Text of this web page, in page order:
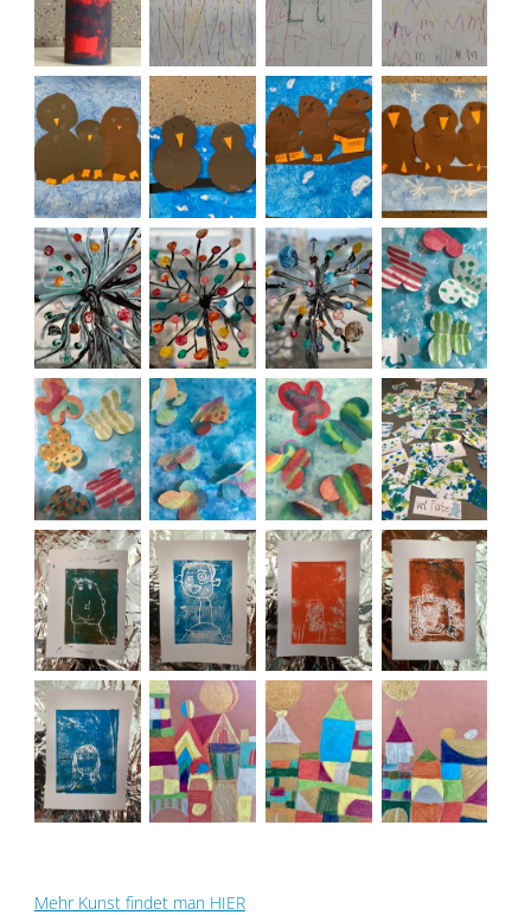
Mehr Kunst findet man HIER